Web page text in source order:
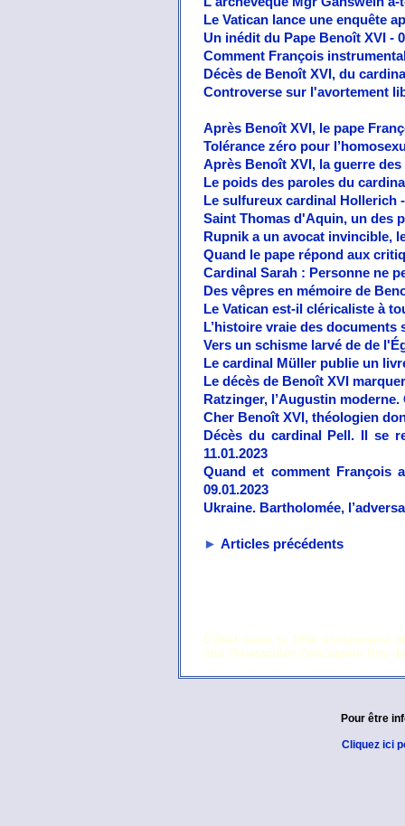
Le Vatican lance une enquête
Un inédit du Pape Benoît XVI -
Comment François
Décès de Benoît XVI, du
Controverse sur l'avortement
Après Benoît XVI, le pape
Tolérance zéro pour
Après Benoît XVI, la guerre des
Le poids des paroles du
Le sulfureux cardinal Hollerich
Saint Thomas d'Aquin, un des
Rupnik a un avocat invincible,
Quand le pape répond aux
Cardinal Sarah : Personne ne
Des vêpres en mémoire de
Le Vatican est-il cléricaliste à
L’histoire vraie des documents
Vers un schisme larvé de de
Le cardinal Müller publie un
Le décès de Benoît XVI
Ratzinger, l’Augustin
Cher Benoît XVI, théologien
Décès du cardinal Pell. Il se
11.01.2023
Quand et comment François
09.01.2023
Ukraine. Bartholomée,
► Articles précédents
C'était aussi le 150e anniversaire
être l'Immaculée Conception lors
Pour être
Cliquez ici